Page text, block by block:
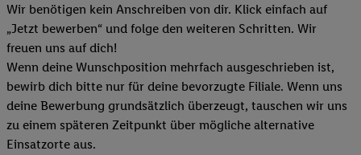
Wir benötigen kein Anschreiben von dir. Klick einfach auf
„Jetzt bewerben“ und folge den weiteren Schritten. Wir
freuen uns auf dich!
Wenn deine Wunschposition mehrfach ausgeschrieben ist,
bewirb dich bitte nur für deine bevorzugte Filiale. Wenn uns
deine Bewerbung grundsätzlich überzeugt, tauschen wir uns
zu einem späteren Zeitpunkt über mögliche alternative
Einsatzorte aus.